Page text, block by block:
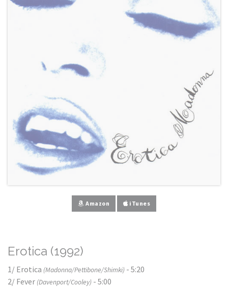
Amazon iTunes
Erotica (1992)
1/ Erotica (Madonna/Pettibone/Shimki) - 5:20
2/ Fever (Davenport/Cooley) - 5:00